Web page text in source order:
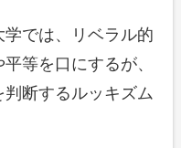
では、リベラル的
等を口にするが、
断するルッキズム